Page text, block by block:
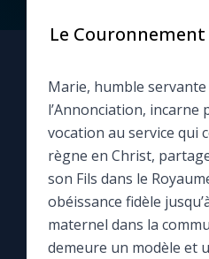
L'actualité de la semaine
La chaîne Youtube
La newsletter
La vidéo de la semaine
Le compte Tiktok
Le
Marie, humble
l’Annonciation, incarne
vocation au service qui
règne en Christ,
son Fils dans le
obéissance fidèle
maternel dans la
demeure un modèle et